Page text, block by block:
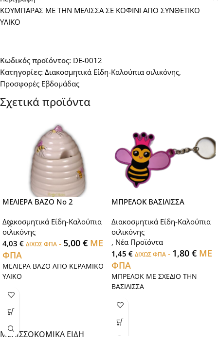
ΚΟΥΜΠΑΡΑΣ ΜΕ ΤΗΝ ΜΕΛΙΣΣΑ ΣΕ ΚΟΦΙΝΙ ΑΠΟ ΣΥΝΘΕΤΙΚΟ
ΥΛΙΚΟ
Κωδικός προϊόντος: DE-0012
Κατηγορίες: Διακοσμητικά Είδη-Καλούπια σιλικόνης,
Προσφορές Εβδομάδας
Σχετικά προϊόντα
ΜΕΛΙΕΡΑ ΒΑΖΟ Νο 2
Διακοσμητικά Είδη-Καλούπια
σιλικόνης
4,03 € ΔΙΧΩΣ ΦΠΑ - 5,00 € ΜΕ
ΦΠΑ
ΜΕΛΙΕΡΑ ΒΑΖΟ ΑΠΟ ΚΕΡΑΜΙΚΟ
ΥΛΙΚΟ
ΜΠΡΕΛΟΚ ΒΑΣΙΛΙΣΣΑ
Διακοσμητικά Είδη-Καλούπια
σιλικόνης
, Νέα Προϊόντα
1,45 € ΔΙΧΩΣ ΦΠΑ - 1,80 € ΜΕ
ΦΠΑ
ΜΠΡΕΛΟΚ ΜΕ ΣΧΕΔΙΟ ΤΗΝ
ΒΑΣΙΛΙΣΣΑ
ΜΕΛΙΣΣΟΚΟΜΙΚΑ ΕΙΔΗ